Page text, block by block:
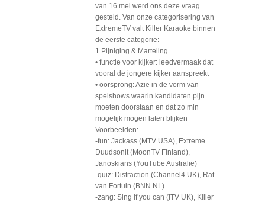
van 16 mei werd ons deze vraag
gesteld. Van onze categorisering van
ExtremeTV valt Killer Karaoke binnen
de eerste categorie:
1.Pijniging & Marteling
• functie voor kijker: leedvermaak dat
vooral de jongere kijker aanspreekt
• oorsprong: Azië in de vorm van
spelshows waarin kandidaten pijn
moeten doorstaan en dat zo min
mogelijk mogen laten blijken
Voorbeelden:
-fun: Jackass (MTV USA), Extreme
Duudsonit (MoonTV Finland),
Janoskians (YouTube Australië)
-quiz: Distraction (Channel4 UK), Rat
van Fortuin (BNN NL)
-zang: Sing if you can (ITV UK), Killer